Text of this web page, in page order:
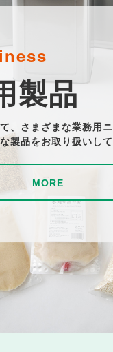
製品
、さまざまな業務用
製品をお取り扱いして
MORE